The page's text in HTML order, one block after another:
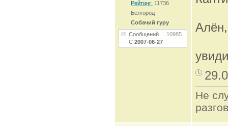
Рейтинг: 11736
Белгород
Собачий гуру
Сообщений 10985
С 2007-06-27
Не